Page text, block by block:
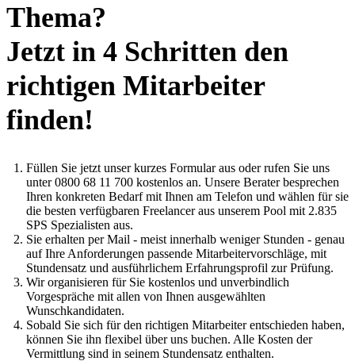
Thema?
Jetzt in 4 Schritten den
richtigen Mitarbeiter
finden!
Füllen Sie jetzt unser kurzes Formular aus oder rufen Sie uns
unter 0800 68 11 700 kostenlos an. Unsere Berater besprechen
Ihren konkreten Bedarf mit Ihnen am Telefon und wählen für sie
die besten verfügbaren Freelancer aus unserem Pool mit 2.835
SPS Spezialisten aus.
Sie erhalten per Mail - meist innerhalb weniger Stunden - genau
auf Ihre Anforderungen passende Mitarbeitervorschläge, mit
Stundensatz und ausführlichem Erfahrungsprofil zur Prüfung.
Wir organisieren für Sie kostenlos und unverbindlich
Vorgespräche mit allen von Ihnen ausgewählten
Wunschkandidaten.
Sobald Sie sich für den richtigen Mitarbeiter entschieden haben,
können Sie ihn flexibel über uns buchen. Alle Kosten der
Vermittlung sind in seinem Stundensatz enthalten.